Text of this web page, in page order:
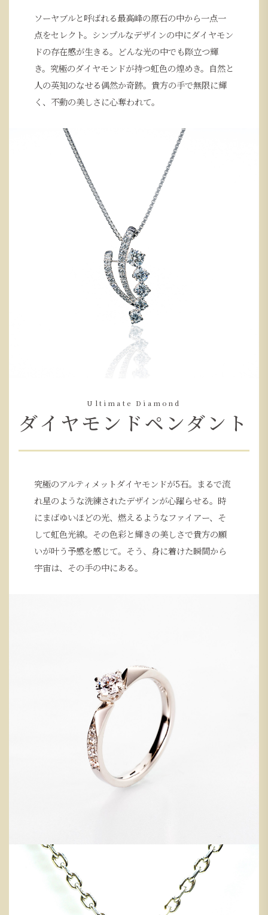
ソーヤブルと呼ばれる最高峰の原石の中から一点一
点をセレクト。シンプルなデザインの中にダイヤモン
ドの存在感が生きる。どんな光の中でも際立つ輝
き。究極のダイヤモンドが持つ虹色の煌めき。自然と
人の英知のなせる偶然か奇跡。貴方の手で無限に輝
く、不動の美しさに心奪われて。
Ultimate Diamond
ダイヤモンドペンダント
究極のアルティメットダイヤモンドが5石。まるで流
れ星のような洗練されたデザインが心躍らせる。時
にまばゆいほどの光、燃えるようなファイアー、そ
して虹色光線。その色彩と輝きの美しさで貴方の願
いが叶う予感を感じて。そう、身に着けた瞬間から
宇宙は、その手の中にある。